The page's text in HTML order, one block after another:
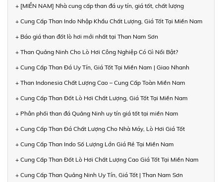
+ [MIỀN NAM] Nhà cung cấp than đá uy tín, giá tốt, chất lượng
+ Cung Cấp Than Indo Nhập Khẩu Chất Lượng, Giá Tốt Tại Miền Nam
+ Báo giá than đốt lò hơi mới nhất tại Than Nam Sơn
+ Than Quảng Ninh Cho Lò Hơi Công Nghiệp Có Gì Nổi Bật?
+ Cung Cấp Than Đá Uy Tín, Giá Tốt Tại Miền Nam | Giao Nhanh
+ Than Indonesia Chất Lượng Cao – Cung Cấp Toàn Miền Nam
+ Cung Cấp Than Đốt Lò Hơi Chất Lượng, Giá Tốt Tại Miền Nam
+ Phân phối than đá Quảng Ninh uy tín giá tốt tại miền Nam
+ Cung Cấp Than Đá Chất Lượng Cho Nhà Máy, Lò Hơi Giá Tốt
+ Cung Cấp Than Indo Số Lượng Lớn Giá Rẻ Tại Miền Nam
+ Cung Cấp Than Đốt Lò Hơi Chất Lượng Cao Giá Tốt Tại Miền Nam
+ Cung Cấp Than Quảng Ninh Uy Tín, Giá Tốt | Than Nam Sơn